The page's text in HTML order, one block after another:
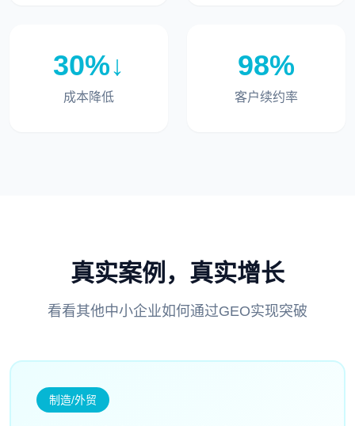
30%↓
成本降低
98%
客户续约率
真实案例，真实增长
看看其他中小企业如何通过GEO实现突破
制造/外贸